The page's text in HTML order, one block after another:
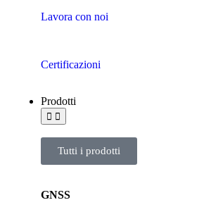
Lavora con noi
Certificazioni
Prodotti
Tutti i prodotti
GNSS